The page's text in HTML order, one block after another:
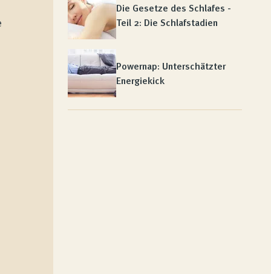
Die Gesetze des Schlafes -
Teil 2: Die Schlafstadien
Powernap: Unterschätzter
Energiekick